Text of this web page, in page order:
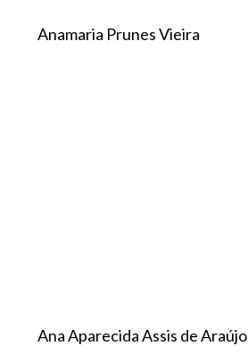
Anamaria Prunes Vieira
Ana Aparecida Assis de Araújo